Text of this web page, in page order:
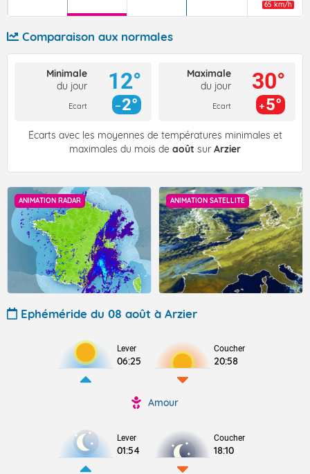
65 km/h
Comparaison aux normales
Minimale
du jour
Ecart
12°
2°
Maximale
du jour
Ecart
30°
5°
Écarts avec les moyennes de températures minimales et
maximales du mois de août sur Arzier
ANIMATION RADAR ANIMATION SATELLITE
Ephéméride du 08 août à Arzier
Lever
06:25
Coucher
20:58
Amour
Lever
01:54
Coucher
18:10